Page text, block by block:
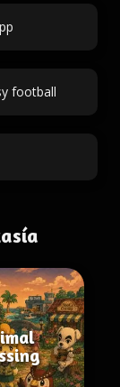
football